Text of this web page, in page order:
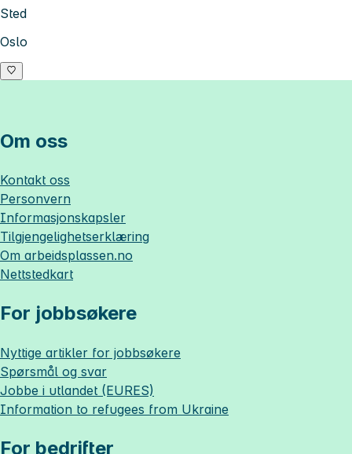
Sted
Oslo
Om oss
Kontakt oss
Personvern
Informasjonskapsler
Tilgjengelighetserklæring
Om arbeidsplassen.no
Nettstedkart
For jobbsøkere
Nyttige artikler for jobbsøkere
Spørsmål og svar
Jobbe i utlandet (EURES)
Information to refugees from Ukraine
For bedrifter